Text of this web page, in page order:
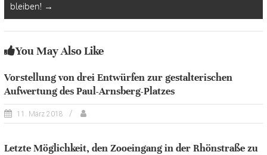
bleiben! →
You May Also Like
Vorstellung von drei Entwürfen zur gestalterischen
Aufwertung des Paul-Arnsberg-Platzes
11. März 2018
Letzte Möglichkeit, den Zooeingang in der Rhönstraße zu